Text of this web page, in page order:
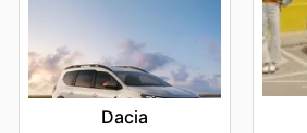
Dacia